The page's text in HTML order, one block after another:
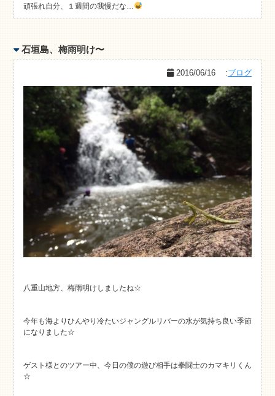
頑張れ自分、１週間の我慢だな…
石垣島、梅雨明け〜
2016/06/16 :ブログ
八重山地方、梅雨明けしましたね☆
今年も海よりひんやり冷たいジャングルリバーの水が気持ち良い季節
になりました☆
ゲスト様とのツアー中、今日の僕の遊び相手は拳闘士のカマキリくん
☆